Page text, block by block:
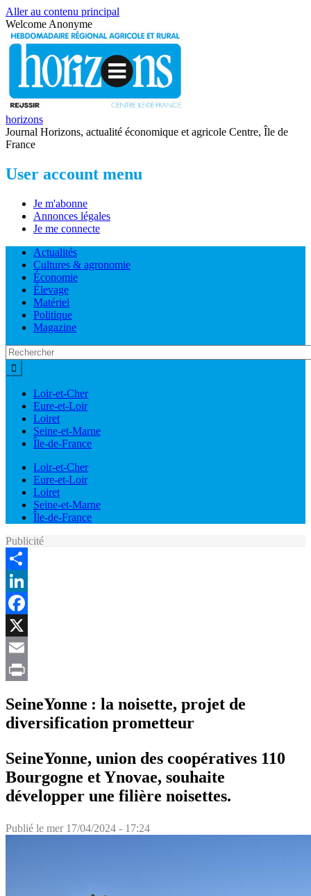
Aller au contenu principal
Welcome Anonyme
horizons
Journal Horizons, actualité économique et agricole Centre, Île de
France
User account menu
Je m'abonne
Annonces légales
Je me connecte
Actualités
Cultures & agronomie
Économie
Élevage
Matériel
Politique
Magazine
Loir-et-Cher
Eure-et-Loir
Loiret
Seine-et-Marne
Île-de-France
Loir-et-Cher
Eure-et-Loir
Loiret
Seine-et-Marne
Île-de-France
Publicité
Share
LinkedIn
Facebook
X
Email
SeineYonne : la noisette, projet de
diversification prometteur
SeineYonne, union des coopératives 110
Bourgogne et Ynovae, souhaite
développer une filière noisettes.
Publié le mer 17/04/2024 - 17:24